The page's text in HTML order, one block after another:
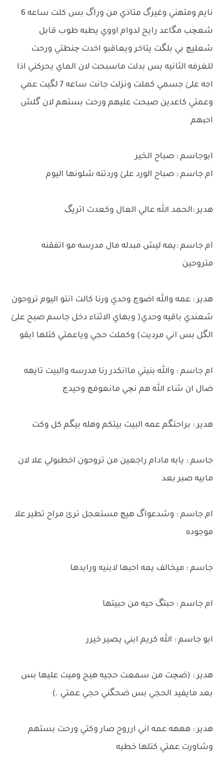
نايم ومتهني وغيرگ متاذي من وراگ بس كلت ساعه 6
شعچب مگاعد رايح لدوام اووي يطبه طوب قابل
شعليچ بي بلگت يتاخر ويعاقبو اخدت چنطتي ورحت
للغرفه الثانيه بس بدلت ماسبحت لان الماي يحركني اذا
اجه علئ جسمي كملت ونزلت جانت ساعه 7 لگيت عمي
وعمتي كاعدين صبحت عليهم ورحت بستهم لان گلش
احبهم
ابوجاسم : صباح الخير
ام جاسم : صباح الورد علئ وردتنه شلونها اليوم
هدير :الحمد الله عالي العال وكعدت اتريگ
ام جاسم :يمه ليش مبدله مال مدرسه مو اتفقنه
متروحين
هدير : عمه والله اضوچ وحدي ورنا كالت انتو اليوم تروحون
شعندي باقيه وحدي( وبهاي الاثناء دخل جاسم صبح علئ
الگل بس اني مرديت) وكملت حجي وياعمتي كتلها ابقو
ام جاسم : والله بنيتي ماانكدر رنا مدرسه والبيت تايهه
ضال ان شاء الله هم نچي مانعوفچ وحيدچ
هدير : براحتگم عمه البيت بيتكم وهله بيگم كل وكت
جاسم : يابه مادام راجعين من تروحون اخطبولي علا لان
مابيه صبر بعد
ام جاسم : وشدعواگ هيچ مستعجل ترئ مراح تطير علا
موجوده
جاسم : ميخالف يمه احبها لابنيه ورايدها
ام جاسم : حبتگ حيه من حبيتها
ابو جاسم : الله كريم ابني يصير خيرر
هدير : (ضچت من سمعت حجيه هيج وميت عليها بس
بعد مايفيد الحجي بس ضحگني حجي عمتي .)
هدير : هههه عمه اني ارروح صار وكتي ورحت بستهم
وشاورت عمتي كتلها خطيه